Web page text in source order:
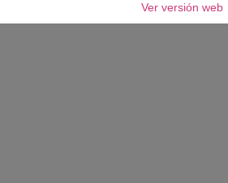
Ver versión web